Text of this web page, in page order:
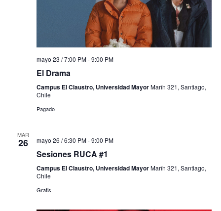
mayo 23 / 7:00 PM-9:00 PM
El Drama
Campus El Claustro, Universidad MayorMarín 321, Santiago,
Chile
Pagado
MAR
26 mayo 26 / 6:30 PM-9:00 PM
Sesiones RUCA #1
Campus El Claustro, Universidad MayorMarín 321, Santiago,
Chile
Gratis